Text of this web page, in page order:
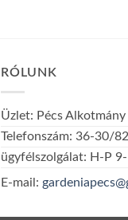
RÓLUNK
Üzlet: Pécs Alkotmány
Telefonszám: 36-30/
ügyfélszolgálat: H-P
E-mail: